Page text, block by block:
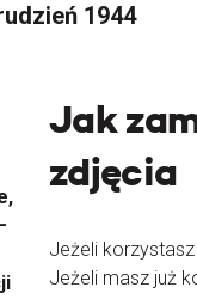
1944
Jak
zdjęcia
Jeżeli
Jeżeli masz już